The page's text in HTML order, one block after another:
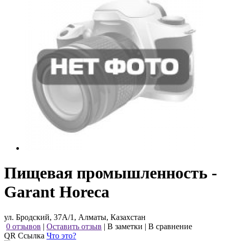
Пищевая промышленность -
Garant Horeca
ул. Бродский, 37А/1, Алматы, Казахстан
0 отзывов | Оставить отзыв | В заметки | В сравнение
QR Ссылка Что это?